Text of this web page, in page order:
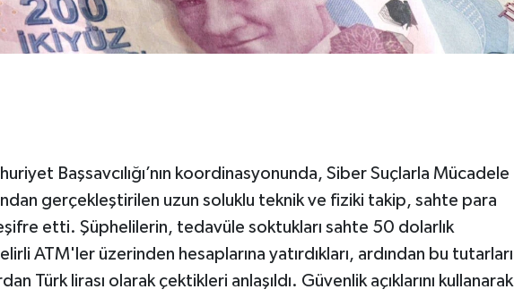
Başsavcılığı’nın koordinasyonunda, Siber Suçlarla Mücadele
gerçekleştirilen uzun soluklu teknik ve fiziki takip, sahte para
etti. Şüphelilerin, tedavüle soktukları sahte 50 dolarlık
ATM'ler üzerinden hesaplarına yatırdıkları, ardından bu tutarları
Türk lirası olarak çektikleri anlaşıldı. Güvenlik açıklarını kullanarak